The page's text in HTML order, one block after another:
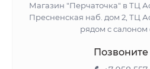
Магазин "Перчаточка" в ТЦ
Пресненская наб. дом 2, ТЦ
рядом с салоном